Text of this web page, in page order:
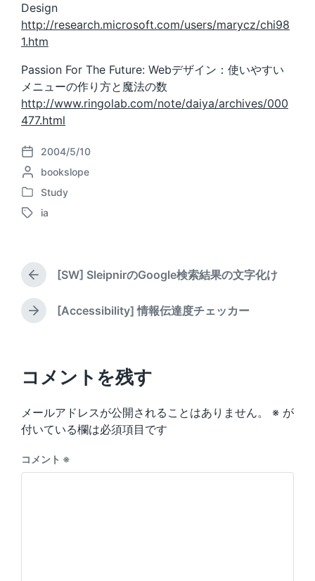
Design
http://research.microsoft.com/users/marycz/chi98
1.htm
Passion For The Future: Webデザイン：使いやすい
メニューの作り方と魔法の数
http://www.ringolab.com/note/daiya/archives/000
477.html
P
o
s
d
2004/5/10
P
o
t
y
bookslope
P
o
d
n
Study
T
g
e
w
ia
P
r
e
v
s
t
[SW] SleipnirのGoogle検索結果の文字化け
N
p
o
t
:
[Accessibility] 情報伝達度チェッカー
コメントを残す
メールアドレスが公開されることはありません。 ※ が
付いている欄は必須項目です
コメント ※